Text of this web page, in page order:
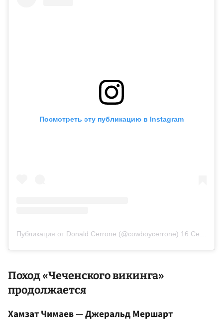
Посмотреть эту публикацию в Instagram
Публикация от Donald Cerrone (@cowboycerrone) 16 Сен 2020 в 8:23 PDT
Поход «Чеченского викинга»
продолжается
Хамзат Чимаев — Джеральд Мершарт